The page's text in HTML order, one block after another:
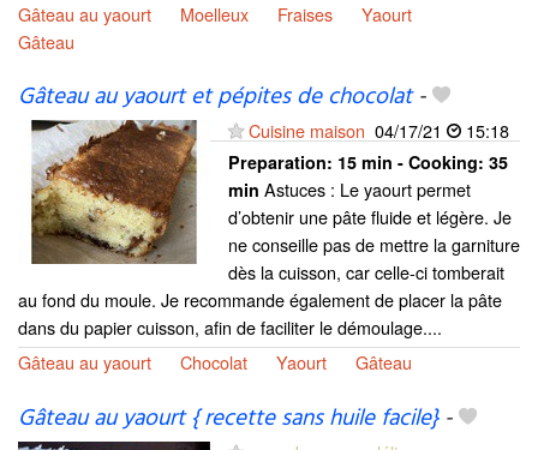
Gâteau au yaourt
Moelleux Fraises
Yaourt
Gâteau
Gâteau au yaourt et pépites de chocolat-
Cuisine maison 04/17/21 15:18
Preparation: 15 min - Cooking: 35
min Astuces : Le yaourt permet
d’obtenir une pâte fluide et légère. Je
ne conseille pas de mettre la garniture
dès la cuisson, car celle-ci tomberait
au fond du moule. Je recommande également de placer la pâte
dans du papier cuisson, afin de faciliter le démoulage....
Gâteau au yaourt
Chocolat Yaourt Gâteau
Gâteau au yaourt { recette sans huile facile}-